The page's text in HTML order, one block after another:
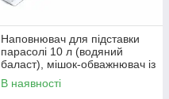
Наповнювач для підставки
парасолі 10 л (водяний
баласт), мішок-обважнювач із
клапаном
В наявності